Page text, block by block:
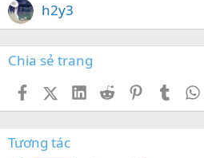
h2y3
Chia sẻ trang
FacebookX (Twitter)
LinkedIn
Reddit PinterestTumblr
Tương tác